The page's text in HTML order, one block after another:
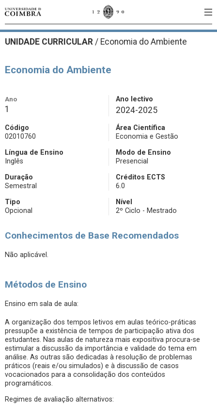
UNIDADE CURRICULAR / Economia do Ambiente
Economia do Ambiente
Ano
1
Ano lectivo
2024-2025
Código
02010760
Área Científica
Economia e Gestão
Língua de Ensino
Inglês
Modo de Ensino
Presencial
Duração
Semestral
Créditos ECTS
6.0
Tipo
Opcional
Nível
2º Ciclo - Mestrado
Conhecimentos de Base Recomendados
Não aplicável.
Métodos de Ensino
Ensino em sala de aula:
A organização dos tempos letivos em aulas teórico-práticas
pressupõe a existência de tempos de participação ativa dos
estudantes. Nas aulas de natureza mais expositiva procura-se
estimular a discussão da importância e validade do tema em
análise. As outras são dedicadas à resolução de problemas
práticos (reais e/ou simulados) e à discussão de casos
vocacionados para a consolidação dos conteúdos
programáticos.
Regimes de avaliação alternativos: